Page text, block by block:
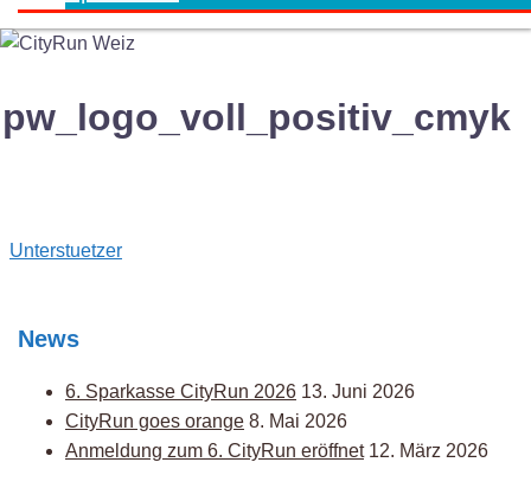
pw_logo_voll_positiv_cmyk
Post
Unterstuetzer
News
6. Sparkasse CityRun 2026 13. Juni 2026
CityRun goes orange 8. Mai 2026
Anmeldung zum 6. CityRun eröffnet 12. März 2026